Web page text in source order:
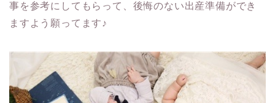
事を参考にしてもらって、後悔のない出産準備ができ
ますよう願ってます♪